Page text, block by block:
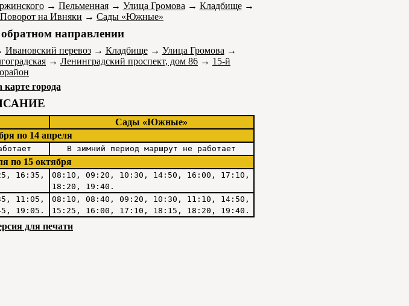
→ Пельменная→ Улица Громова → Кладбище→
Поворот на Ивняки → Сады «Южные»
направлении
Ивановский перевоз→ Кладбище→ Улица Громова →
→ Ленинградский проспект, дом 86 → 15-й
города
Сады «Южные»
по 14 апреля
В зимний период маршрут не работает
по 15 октября
16:35,
08:10, 09:20, 10:30, 14:50, 16:00, 17:10,
18:20, 19:40.
11:05,
19:05.
08:10, 08:40, 09:20, 10:30, 11:10, 14:50,
15:25, 16:00, 17:10, 18:15, 18:20, 19:40.
для печати